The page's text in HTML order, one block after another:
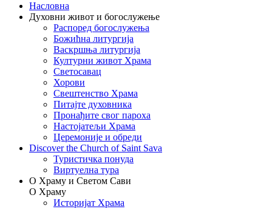
Насловна
Духовни живот и богослужење
Распоред богослужења
Божићна литургија
Васкршња литургија
Културни живот Храма
Светосавац
Хорови
Свештенство Храма
Питајте духовника
Пронађите свог пароха
Настојатељи Храма
Церемоније и обреди
Discover the Church of Saint Sava
Туристичка понуда
Виртуелна тура
О Храму и Светом Сави
О Храму
Историјат Храма